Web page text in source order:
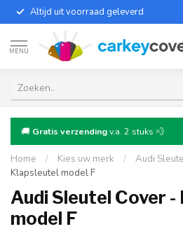
Altijd uit voorraad geleverd
MENU
🚚 Gratis verzendingv.a. 2 stuks 💨
Home / Kies uw merk / Audi
Klapsleutel model F
Audi Sleutel Cover -
model F